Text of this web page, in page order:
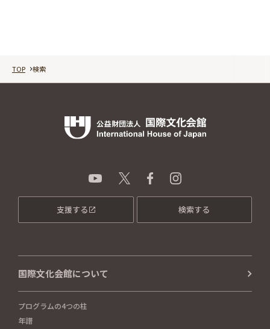
TOP 検索
支援する 検索する
国際文化会館について
プログラムの4つの柱
年譜